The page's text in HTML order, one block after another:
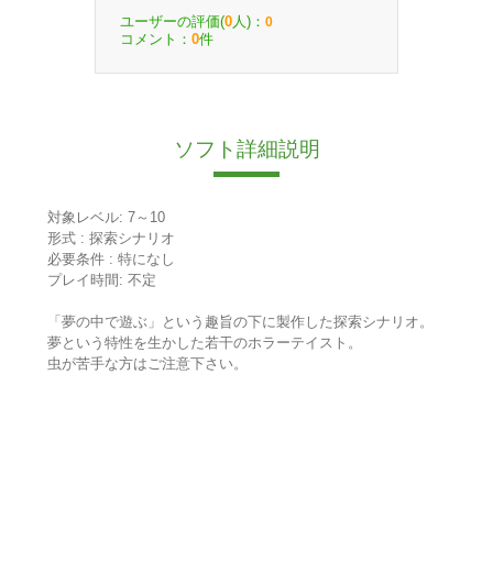
ユーザーの評価(0 人)： 0
コメント： 0件
ソフト詳細説明
対象レベル: 7～10
形式 : 探索シナリオ
必要条件 : 特になし
プレイ時間: 不定
「夢の中で遊ぶ」という趣旨の下に製作した探索シナリオ。
夢という特性を生かした若干のホラーテイスト。
虫が苦手な方はご注意下さい。